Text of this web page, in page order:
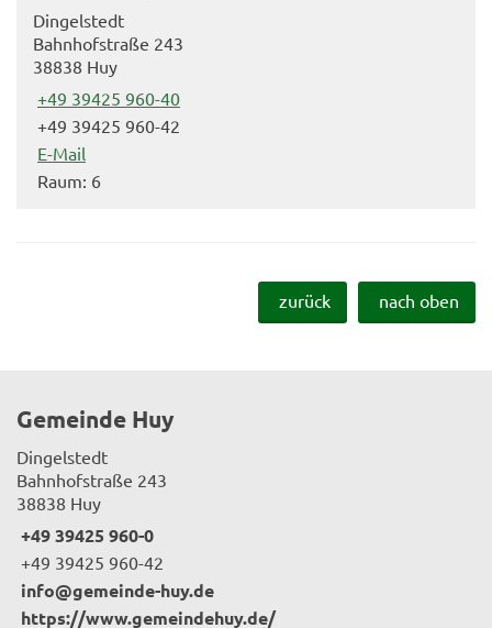
Dingelstedt
Bahnhofstraße 243
38838 Huy
+49 39425 960-40
+49 39425 960-42
E-Mail
Raum: 6
zurück nach oben
Gemeinde Huy
Dingelstedt
Bahnhofstraße 243
38838 Huy
+49 39425 960-0
+49 39425 960-42
info@gemeinde-huy.de
https://www.gemeindehuy.de/